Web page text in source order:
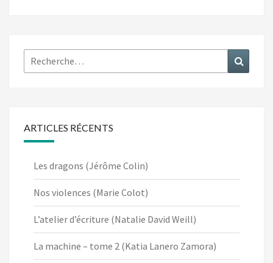
Rechercher :
ARTICLES RÉCENTS
Les dragons (Jérôme Colin)
Nos violences (Marie Colot)
L’atelier d’écriture (Natalie David Weill)
La machine – tome 2 (Katia Lanero Zamora)